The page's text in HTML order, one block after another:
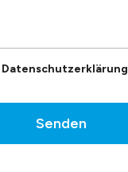
Datenschutzerklärung
Senden